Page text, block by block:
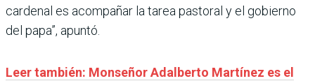
cardenal es acompañar la tarea pastoral y el gobierno
del papa”, apuntó.
Leer también: Monseñor Adalberto Martínez es el